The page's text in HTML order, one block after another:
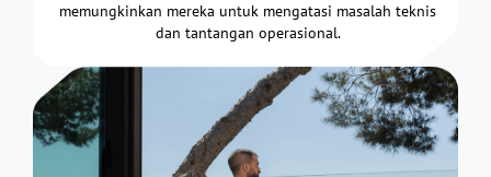
memungkinkan mereka untuk mengatasi masalah teknis
dan tantangan operasional.